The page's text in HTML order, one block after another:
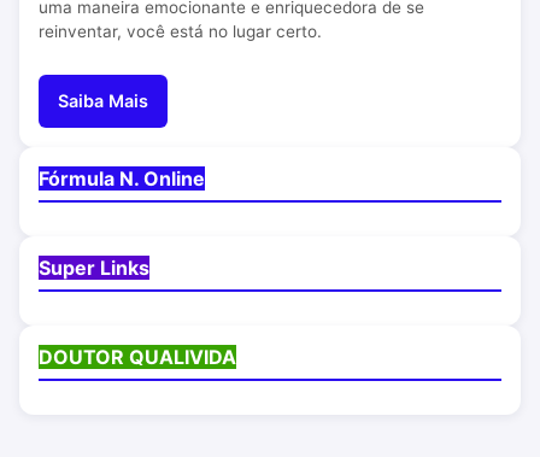
uma maneira emocionante e enriquecedora de se
reinventar, você está no lugar certo.
Saiba Mais
Fórmula N. Online
Super Links
DOUTOR QUALIVIDA